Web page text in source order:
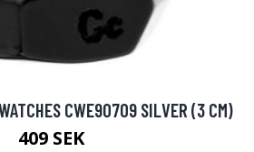
CWE90709 SILVER (3 CM)
409 SEK